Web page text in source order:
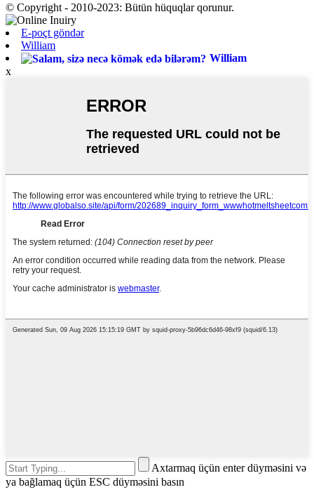
© Copyright - 2010-2023: Bütün hüquqlar qorunur.
E-poçt göndər
William
William
x
Axtarmaq üçün enter düyməsini və
ya bağlamaq üçün ESC düyməsini basın